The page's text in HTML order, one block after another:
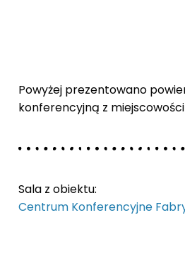
Powyżej prezentowano
konferencyjną z miejscowości
Sala z obiektu:
Centrum Konferencyjne